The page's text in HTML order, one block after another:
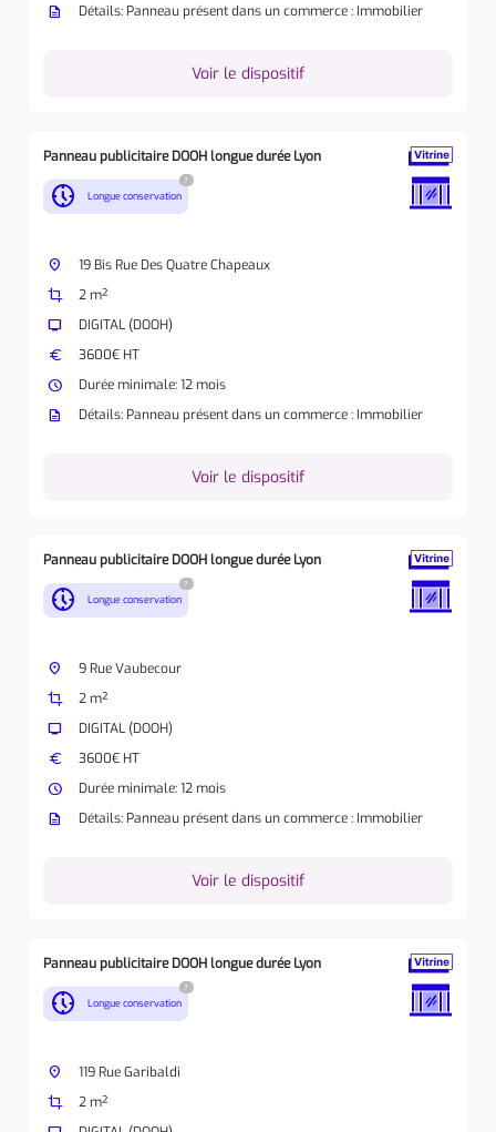
description
Détails: Panneau présent dans un commerce : Immobilier
Voir le dispositif
Panneau publicitaire DOOH longue durée Lyon
nest_clock_farsight_analog Longue conservation
?
place
19 Bis Rue Des Quatre Chapeaux
crop
2 m²
tv
DIGITAL (DOOH)
euro
3600€ HT
watch_later
Durée minimale: 12 mois
description
Détails: Panneau présent dans un commerce : Immobilier
Voir le dispositif
Panneau publicitaire DOOH longue durée Lyon
nest_clock_farsight_analog Longue conservation
?
place
9 Rue Vaubecour
crop
2 m²
tv
DIGITAL (DOOH)
euro
3600€ HT
watch_later
Durée minimale: 12 mois
description
Détails: Panneau présent dans un commerce : Immobilier
Voir le dispositif
Panneau publicitaire DOOH longue durée Lyon
nest_clock_farsight_analog Longue conservation
?
place
119 Rue Garibaldi
crop
2 m²